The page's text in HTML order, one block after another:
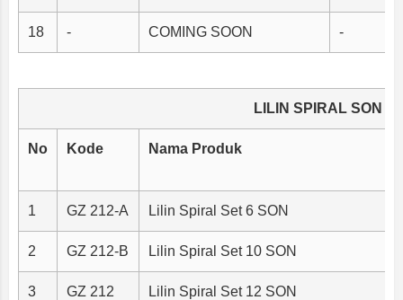
18 - COMING SOON -
LILIN SPIRAL SON
No Kode Nama Produk
1 GZ 212-A Lilin Spiral Set 6 SON
2 GZ 212-B Lilin Spiral Set 10 SON
3 GZ 212 Lilin Spiral Set 12 SON